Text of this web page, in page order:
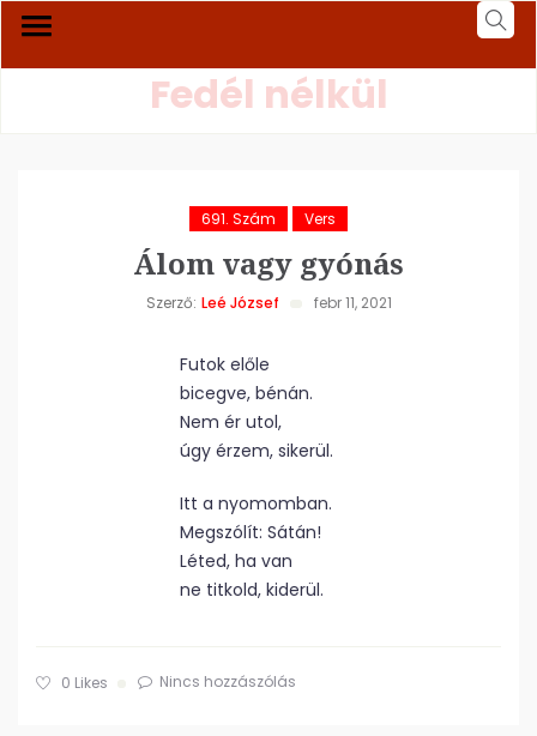
Fedél nélkül
691. Szám Vers
Álom vagy gyónás
Szerző: Leé József febr 11, 2021
Futok előle
bicegve, bénán.
Nem ér utol,
úgy érzem, sikerül.
Itt a nyomomban.
Megszólít: Sátán!
Léted, ha van
ne titkold, kiderül.
0 Likes Nincs hozzászólás